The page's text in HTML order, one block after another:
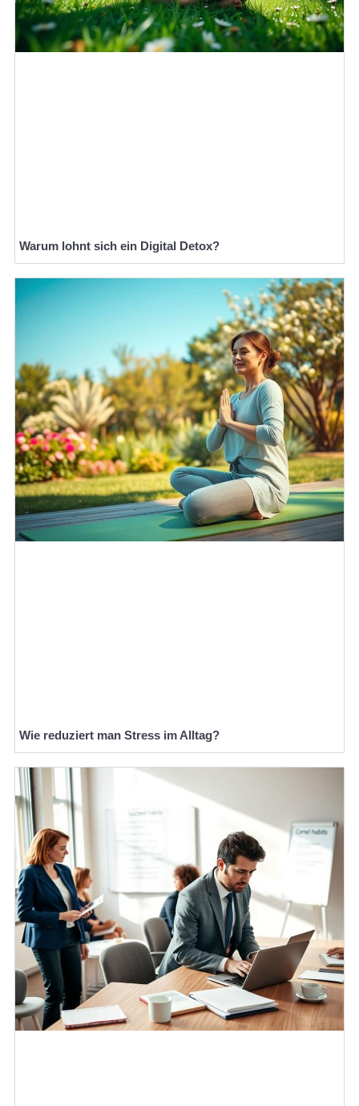
Warum lohnt sich ein Digital Detox?
Wie reduziert man Stress im Alltag?